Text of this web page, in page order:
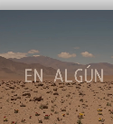
CONTACTO